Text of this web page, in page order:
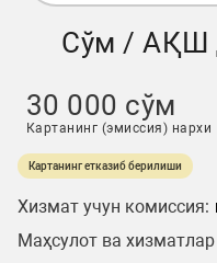
Сўм / АҚШ
30 000 сўм
Картанинг (эмиссия) нархи
Картанинг етказиб берилиши
Хизмат учун комиссия:
Маҳсулот ва хизматлар